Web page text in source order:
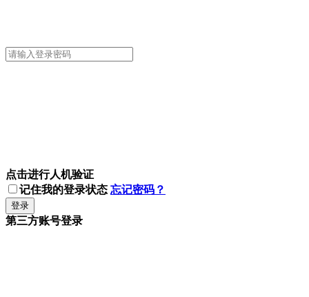
点击进行人机验证
记住我的登录状态 忘记密码？
登录
第三方账号登录